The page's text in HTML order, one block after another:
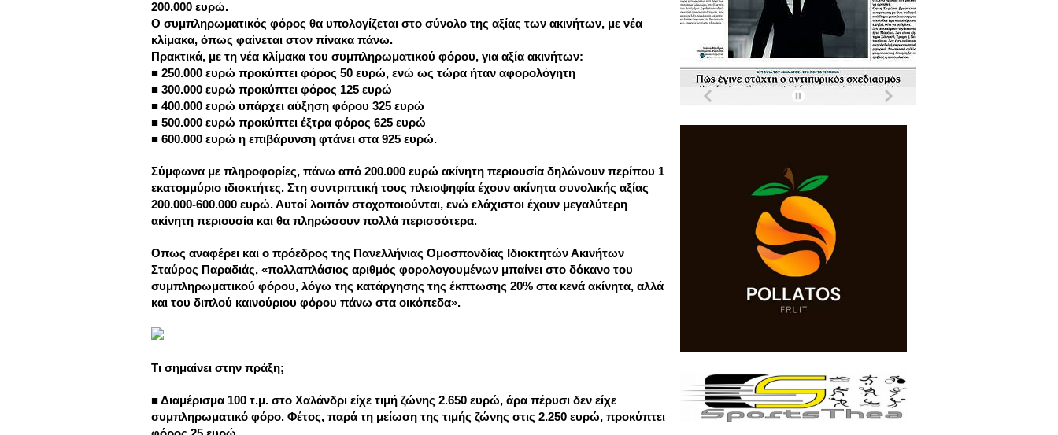
200.000 ευρώ.
Ο συμπληρωματικός φόρος θα υπολογίζεται στο σύνολο της αξίας των ακινήτων, με νέα
κλίμακα, όπως φαίνεται στον πίνακα πάνω.
Πρακτικά, με τη νέα κλίμακα του συμπληρωματικού φόρου, για αξία ακινήτων:
■ 250.000 ευρώ προκύπτει φόρος 50 ευρώ, ενώ ως τώρα ήταν αφορολόγητη
■ 300.000 ευρώ προκύπτει φόρος 125 ευρώ
■ 400.000 ευρώ υπάρχει αύξηση φόρου 325 ευρώ
■ 500.000 ευρώ προκύπτει έξτρα φόρος 625 ευρώ
■ 600.000 ευρώ η επιβάρυνση φτάνει στα 925 ευρώ.
Σύμφωνα με πληροφορίες, πάνω από 200.000 ευρώ ακίνητη περιουσία δηλώνουν περίπου 1
εκατομμύριο ιδιοκτήτες. Στη συντριπτική τους πλειοψηφία έχουν ακίνητα συνολικής αξίας
200.000-600.000 ευρώ. Αυτοί λοιπόν στοχοποιούνται, ενώ ελάχιστοι έχουν μεγαλύτερη
ακίνητη περιουσία και θα πληρώσουν πολλά περισσότερα.
Οπως αναφέρει και ο πρόεδρος της Πανελλή­νιας Ομοσπονδίας Ιδιοκτητών Ακινήτων
Σταύρος Παραδιάς, «πολλαπλάσιος αριθμός φορολογουμένων μπαίνει στο δόκανο του
συμπληρωματικού φόρου, λόγω της κατάργησης της έκπτωσης 20% στα κενά ακίνητα, αλλά
και του διπλού καινούριου φόρου πάνω στα οικόπεδα».
Τι σημαίνει στην πράξη;
■ Διαμέρισμα 100 τ.μ. στο Χαλάνδρι είχε τιμή ζώνης 2.650 ευρώ, άρα πέρυσι δεν είχε
συμπληρωματικό φόρο. Φέτος, παρά τη μείωση της τιμής ζώνης στις 2.250 ευρώ, προκύπτει